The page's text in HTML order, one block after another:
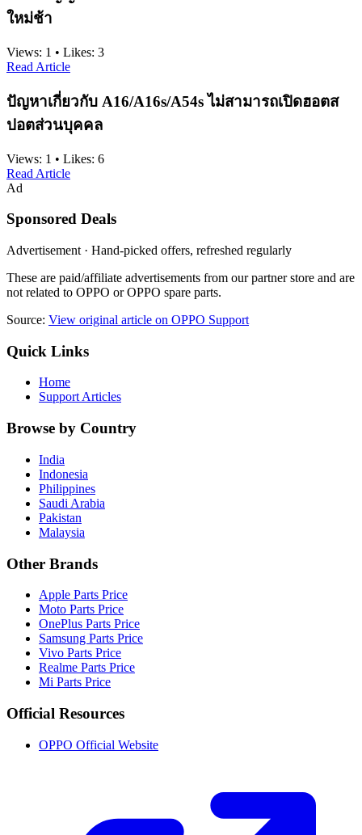
ใหม่ช้า
Views: 1 • Likes: 3
Read Article
ปัญหาเกี่ยวกับ A16/A16s/A54s ไม่สามารถเปิดฮอตส
ปอตส่วนบุคคล
Views: 1 • Likes: 6
Read Article
Ad
Sponsored Deals
Advertisement · Hand-picked offers, refreshed regularly
These are paid/affiliate advertisements from our partner store and are
not related to OPPO or OPPO spare parts.
Source: View original article on OPPO Support
Quick Links
Home
Support Articles
Browse by Country
India
Indonesia
Philippines
Saudi Arabia
Pakistan
Malaysia
Other Brands
Apple Parts Price
Moto Parts Price
OnePlus Parts Price
Samsung Parts Price
Vivo Parts Price
Realme Parts Price
Mi Parts Price
Official Resources
OPPO Official Website